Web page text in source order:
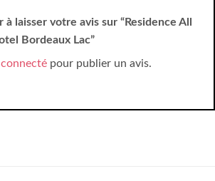
laisser votre avis sur “Residence All
Bordeaux Lac”
connecté pour publier un avis.